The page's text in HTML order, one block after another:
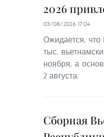
2026
03/08/2026 17:04
Ожидается, что
тыс.
ноября, а
2 августа.
Сборная